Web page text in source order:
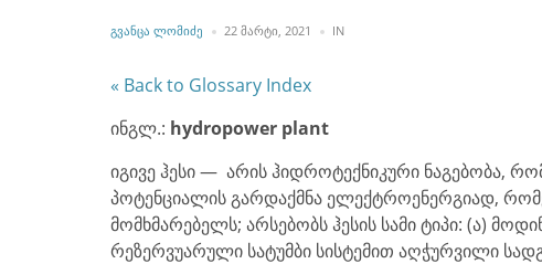
POSTED
ᲒᲕᲐᲜᲪᲐ ᲚᲝᲛᲘᲫᲔ 22 ᲛᲐᲠᲢᲘ, 2021 INPOSTED
« Back to Glossary Index
ინგლ.: hydropower plant
იგივე ჰესი — არის ჰიდროტექნიკური ნაგებობა,
პოტენციალის გარდაქმნა ელექტროენერგიად,
მომხმარებელს; არსებობს ჰესის სამი ტიპი: (ა)
რეზერვუარული სატუმბი სისტემით აღჭურვილი